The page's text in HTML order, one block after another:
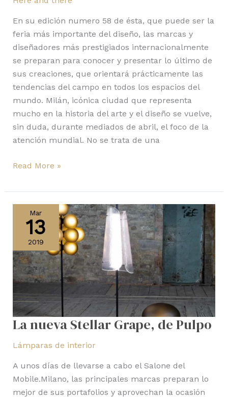
En su edición numero 58 de ésta, que puede ser la
feria más importante del diseño, las marcas y
diseñadores más prestigiados internacionalmente
se preparan para conocer y presentar lo último de
sus creaciones, que orientará prácticamente las
tendencias del campo en todos los espacios del
mundo. Milán, icónica ciudad que representa
mucho en la historia del arte y el diseño se vuelve,
sin duda, durante mediados de abril, el foco de la
atención mundial. No se trata de una
Read More »
Mar
13
2019
La nueva Stellar Grape, de Pulpo
Lámparas de interior
A unos días de llevarse a cabo el Salone del
Mobile.Milano, las principales marcas preparan lo
mejor de sus portafolios y aprovechan la ocasión
nueva
Stellar
Grape,
de
Pulpo